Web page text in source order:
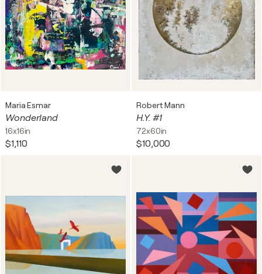
Maria Esmar
Wonderland
16x16in
$1,110
Robert Mann
H.Y. #1
72x60in
$10,000